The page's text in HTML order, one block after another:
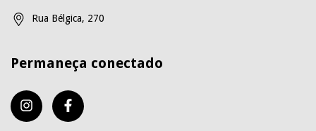
Rua Bélgica, 270
Permaneça conectado